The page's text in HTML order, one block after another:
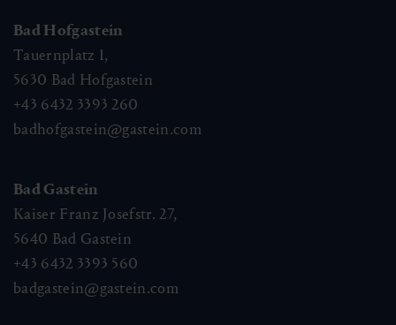
Bad Hofgastein
Tauernplatz 1,
5630 Bad Hofgastein
+43 6432 3393 260
badhofgastein@gastein.com
Bad Gastein
Kaiser Franz Josefstr. 27,
5640 Bad Gastein
+43 6432 3393 560
badgastein@gastein.com